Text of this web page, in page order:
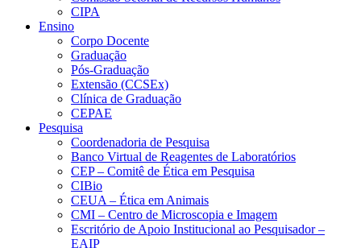
CIPA
Ensino
Corpo Docente
Graduação
Pós-Graduação
Extensão (CCSEx)
Clínica de Graduação
CEPAE
Pesquisa
Coordenadoria de Pesquisa
Banco Virtual de Reagentes de Laboratórios
CEP – Comitê de Ética em Pesquisa
CIBio
CEUA – Ética em Animais
CMI – Centro de Microscopia e Imagem
Escritório de Apoio Institucional ao Pesquisador –
EAIP